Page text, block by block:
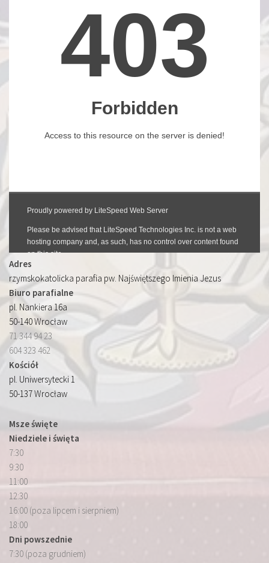
Adres
rzymskokatolicka parafia pw. Najświętszego Imienia Jezus
Biuro parafialne
pl. Nankiera 16a
50-140 Wrocław
71 344 94 23
604 323 462
Kościół
pl. Uniwersytecki 1
50-137 Wrocław
Msze święte
Niedziele i święta
7:30
9:30
11:00
12:30
16:00 (poza lipcem i sierpniem)
18:00
Dni powszednie
7:30 (poza grudniem)